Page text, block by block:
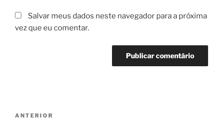
Salvar meus dados neste navegador para a próxima
vez que eu comentar.
Post
ANTERIOR